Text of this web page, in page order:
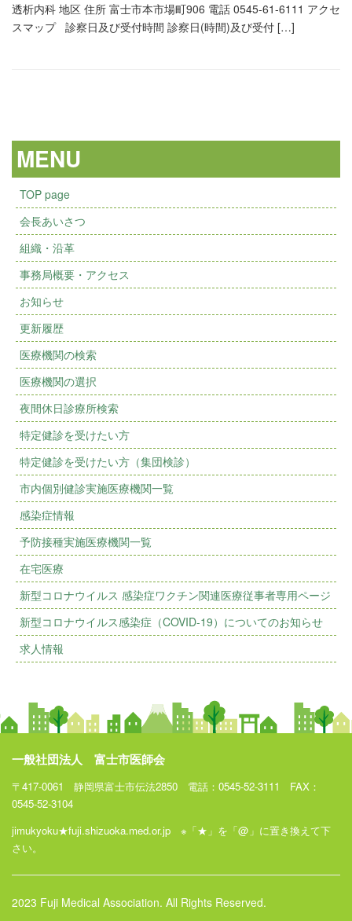
透析内科 地区 住所 富士市本市場町906 電話 0545-61-6111 アクセ
スマップ 診察日及び受付時間 診察日(時間)及び受付 […]
MENU
TOP page
会長あいさつ
組織・沿革
事務局概要・アクセス
お知らせ
更新履歴
医療機関の検索
医療機関の選択
夜間休日診療所検索
特定健診を受けたい方
特定健診を受けたい方（集団検診）
市内個別健診実施医療機関一覧
感染症情報
予防接種実施医療機関一覧
在宅医療
新型コロナウイルス 感染症ワクチン関連医療従事者専用ページ
新型コロナウイルス感染症（COVID-19）についてのお知らせ
求人情報
一般社団法人 富士市医師会
〒417-0061 静岡県富士市伝法2850 電話：0545-52-3111 FAX：
0545-52-3104
jimukyoku★fuji.shizuoka.med.or.jp ※「★」を「@」に置き換えて下
さい。
2023 Fuji Medical Association. All Rights Reserved.